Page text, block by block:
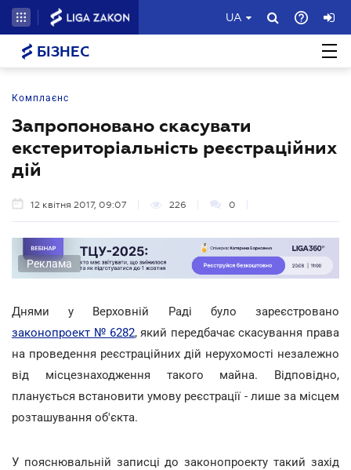
UA
БІЗНЕС
Комплаєнс
Запропоновано скасувати
екстериторіальність реєстраційних
дій
12 квітня 2017, 09:07 226 0
Реклама
Днями у Верховній Раді було зареєстровано
законопроект № 6282, який передбачає скасування права
на проведення реєстраційних дій нерухомості незалежно
від місцезнаходження такого майна. Відповідно,
планується встановити умову реєстрації - лише за місцем
розташування об'єкта.
У пояснювальній записці до законопроекту такий захід